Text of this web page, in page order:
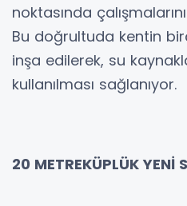
noktasında
Bu doğrultuda kentin
inşa edilerek, su
kullanılması sağlanıyor.
20 METREKÜPLÜK YENİ